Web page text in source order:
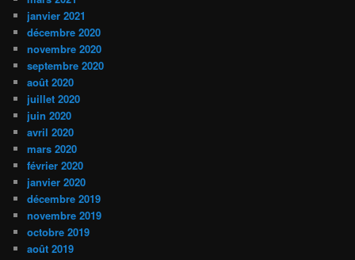
janvier 2021
décembre 2020
novembre 2020
septembre 2020
août 2020
juillet 2020
juin 2020
avril 2020
mars 2020
février 2020
janvier 2020
décembre 2019
novembre 2019
octobre 2019
août 2019